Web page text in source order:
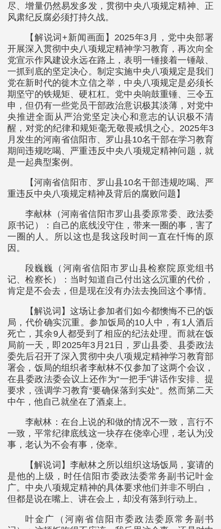
尽、增量仍然易发多发，贯彻中央八项规定精神、正
风肃纪反腐必须打持久战。
【解说词+新闻画面】2025年3月，党中央部署
开展深入贯彻中央八项规定精神学习教育，再次向全
党宣示作风建设永远在路上，表明一锤接着一锤敲、
一抓到底的坚定决心。制定实施中央八项规定是我们
党在新时代的徙木立信之举，中央八项规定是必须长
期坚守的铁规矩、硬杠杠。党中央响鼓重锤、三令五
申，但仍有一些党员干部政治意识极其淡薄，对党中
央推进全面从严治党坚定决心和意志的认识极不清
醒，对党的纪律和规矩毫无敬畏戒惧之心。2025年3
月发生的河南省信阳市、罗山县10名干部在学习教育
期间违规吃喝、严重违反中央八项规定精神问题，就
是一起典型案例。
【河南省信阳市、罗山县10名干部违规吃喝、严
重违反中央八项规定精神及背后的腐败问题】
李献林（河南省信阳市罗山县委原常委、政法委
原书记）：自己的底线没守住，带来一圈的事，害了
一圈的人。所以这也是我这段时间一直在忏悔的原
因。
段巍巍（河南省信阳市罗山县检察院原党组书
记、检察长）：当时知道自己付出这么沉重的代价，
肯定是不会去，但是现在没有办法去挽回这个事情。
【解说词】这场让参加者们如今都懊悔不已的饭
局，代价确实沉重。参加饭局的10人中，有1人酒后
死亡，其余9人都受到了相应的纪法处理。而就在饭
局前一天，即2025年3月21日，罗山县委、县委政法
委先后召开了深入贯彻中央八项规定精神学习教育部
署会，饭局的组织者李献林不仅参加了这两个会议，
在县委政法委会议上还作为“一把手”讲话作安排、提
要求，强调学习教育“要确保落到实处”。然而第二天
中午，他自己就坐在了酒桌上。
李献林：在台上说的和做的情况不一致，言行不
一致，平常纪律底线这一块存在侥幸心理，老认为没
事，老认为不会有事，侥幸。
【解说词】李献林之所以组织这场饭局，宴请的
是他的上级，时任信阳市委政法委常务副书记叶金
广。中央八项规定精神的具体要求他们并非不明白，
但都是说在嘴上、讲在会上，却没有落到行动上。
叶金广（河南省信阳市委政法委原常务副书